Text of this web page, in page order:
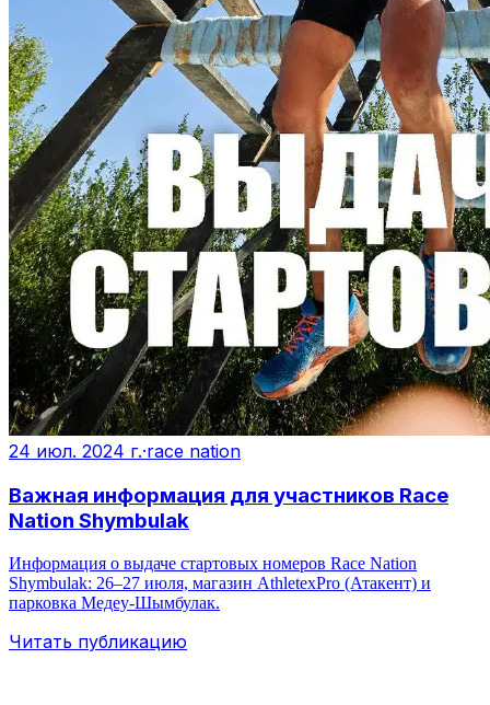
24 июл. 2024 г.·race nation
Важная информация для участников Race
Nation Shymbulak
Информация о выдаче стартовых номеров Race Nation
Shymbulak: 26–27 июля, магазин AthletexPro (Атакент) и
парковка Медеу-Шымбулак.
Читать публикацию